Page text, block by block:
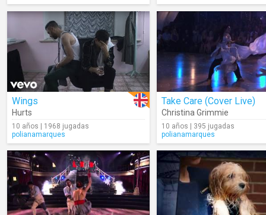
Wings
Hurts
10 años | 1968 jugadas
polianamarques
Take Care (Cover Live)
Christina Grimmie
10 años | 395 jugadas
polianamarques